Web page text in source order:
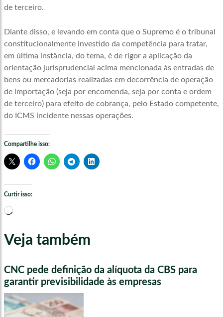
de terceiro.
Diante disso, e levando em conta que o Supremo é o tribunal
constitucionalmente investido da competência para tratar,
em última instância, do tema, é de rigor a aplicação da
orientação jurisprudencial acima mencionada às entradas de
bens ou mercadorias realizadas em decorrência de operação
de importação (seja por encomenda, seja por conta e ordem
de terceiro) para efeito de cobrança, pelo Estado competente,
do ICMS incidente nessas operações.
Compartilhe isso:
Curtir isso:
Carregando...
Veja também
CNC pede definição da alíquota da CBS para
garantir previsibilidade às empresas